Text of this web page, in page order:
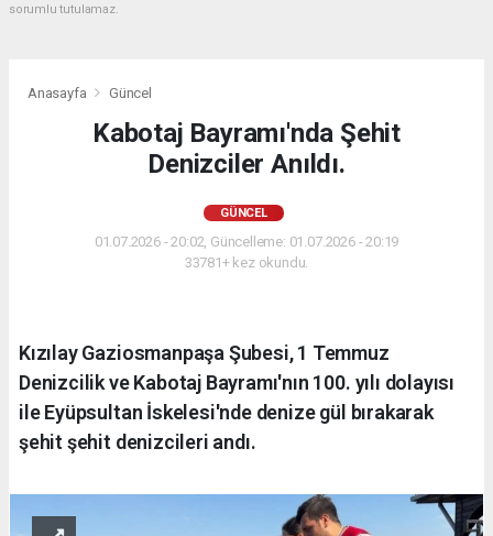
sorumlu tutulamaz.
Anasayfa Güncel
Kabotaj Bayramı'nda Şehit
Denizciler Anıldı.
GÜNCEL
01.07.2026 - 20:02, Güncelleme: 01.07.2026 - 20:19
33781+ kez okundu.
Kızılay Gaziosmanpaşa Şubesi, 1 Temmuz
Denizcilik ve Kabotaj Bayramı'nın 100. yılı dolayısı
ile Eyüpsultan İskelesi'nde denize gül bırakarak
şehit şehit denizcileri andı.